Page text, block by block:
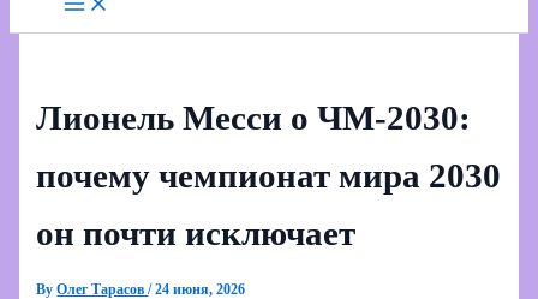
Лионель Месси о ЧМ‑2030:
почему чемпионат мира 2030
он почти исключает
ByОлег Тарасов/24 июня, 2026